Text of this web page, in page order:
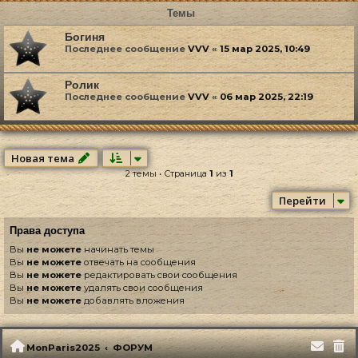
Темы
Богиня
Последнее сообщениеVVV «15 мар 2025, 10:49
Ролик
Последнее сообщениеVVV « 06 мар 2025, 22:19
Новая тема
2 темы • Страница 1 из 1
Перейти
Права доступа
Выне можете начинать темы
Вы не можете отвечать на сообщения
Вы не можетередактировать свои сообщения
Выне можетеудалять свои сообщения
Выне можете добавлять вложения
MonParis2025 ФОРУМ